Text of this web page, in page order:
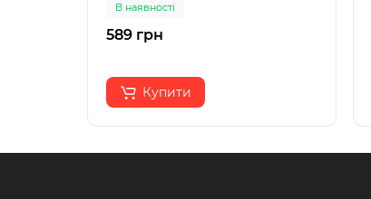
В наявності
589 грн
Купити